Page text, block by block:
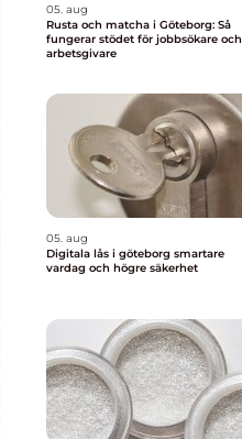
05. aug
Rusta och matcha i Göteborg: Så
fungerar stödet för jobbsökare och
arbetsgivare
05. aug
Digitala lås i göteborg smartare
vardag och högre säkerhet